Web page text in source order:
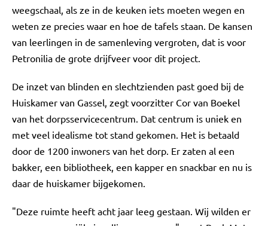
weegschaal, als ze in de keuken iets moeten wegen en
weten ze precies waar en hoe de tafels staan. De kansen
van leerlingen in de samenleving vergroten, dat is voor
Petronilia de grote drijfveer voor dit project.
De inzet van blinden en slechtzienden past goed bij de
Huiskamer van Gassel, zegt voorzitter Cor van Boekel
van het dorpsservicecentrum. Dat centrum is uniek en
met veel idealisme tot stand gekomen. Het is betaald
door de 1200 inwoners van het dorp. Er zaten al een
bakker, een bibliotheek, een kapper en snackbar en nu is
daar de huiskamer bijgekomen.
"Deze ruimte heeft acht jaar leeg gestaan. Wij wilden er